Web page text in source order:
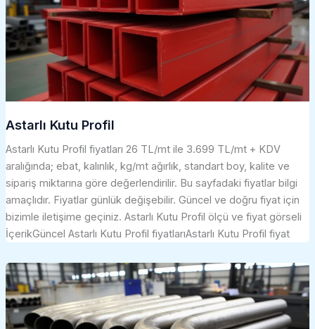
Astarlı Kutu Profil
Astarlı Kutu Profil fiyatları 26 TL/mt ile 3.699 TL/mt + KDV
aralığında; ebat, kalınlık, kg/mt ağırlık, standart boy, kalite ve
sipariş miktarına göre değerlendirilir. Bu sayfadaki fiyatlar bilgi
amaçlıdır. Fiyatlar günlük değişebilir. Güncel ve doğru fiyat için
bizimle iletişime geçiniz. Astarlı Kutu Profil ölçü ve fiyat görseli
İçerikGüncel Astarlı Kutu Profil fiyatlarıAstarlı Kutu Profil fiyat